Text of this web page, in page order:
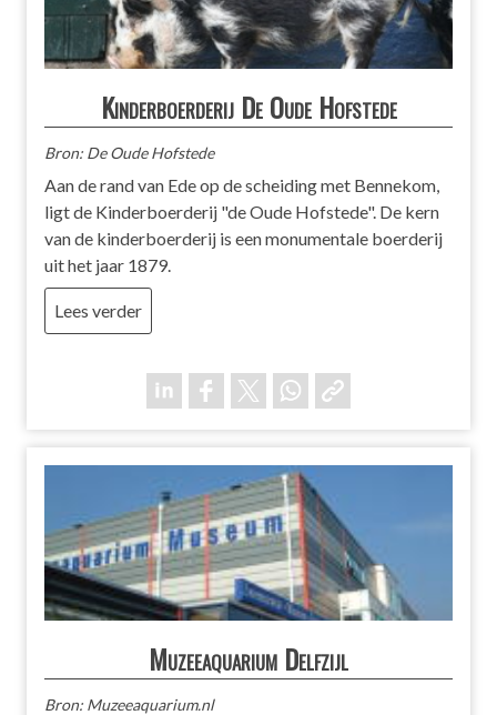
Kinderboerderij De Oude Hofstede
Bron: De Oude Hofstede
Aan de rand van Ede op de scheiding met Bennekom,
ligt de Kinderboerderij "de Oude Hofstede". De kern
van de kinderboerderij is een monumentale boerderij
uit het jaar 1879.
Lees verder
Muzeeaquarium Delfzijl
Bron: Muzeeaquarium.nl